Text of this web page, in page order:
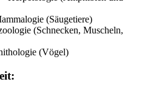
(Säugetiere)
(Schnecken, Muscheln,
(Vögel)